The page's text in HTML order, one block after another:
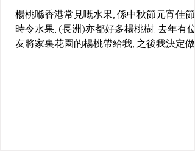
楊桃喺香港常見嘅水果, 係中秋節元宵佳節
時令水果, (長洲)亦都好多楊桃樹, 去年有位
友將家裏花園的楊桃帶給我, 之後我決定做